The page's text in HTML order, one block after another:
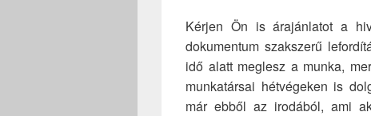
Kérjen Ön is árajánlatot a
dokumentum szakszerű
idő alatt meglesz a munka,
munkatársai hétvégeken is
már ebből az irodából, ami